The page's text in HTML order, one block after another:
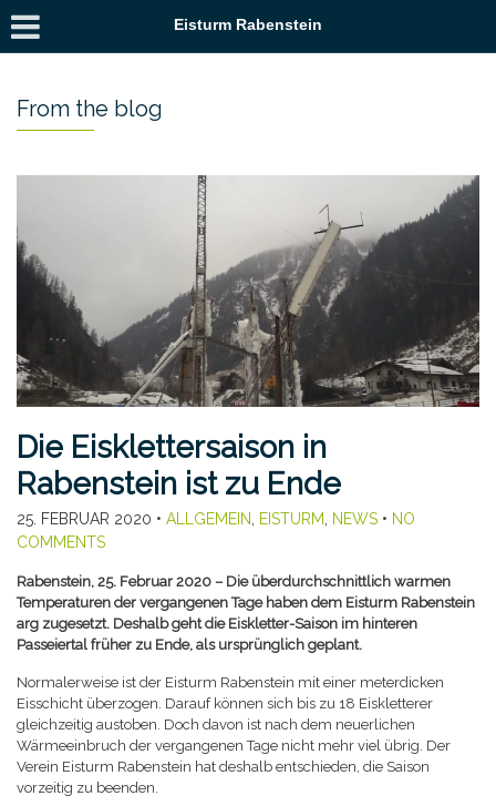
Eisturm Rabenstein
From the blog
Die Eisklettersaison in
Rabenstein ist zu Ende
25. FEBRUAR 2020 • ALLGEMEIN EISTURM NEWS • NO
COMMENTS
Rabenstein, 25. Februar 2020 – Die überdurchschnittlich warmen
Temperaturen der vergangenen Tage haben dem Eisturm Rabenstein
arg zugesetzt. Deshalb geht die Eiskletter-Saison im hinteren
Passeiertal früher zu Ende, als ursprünglich geplant.
Normalerweise ist der Eisturm Rabenstein mit einer meterdicken
Eisschicht überzogen. Darauf können sich bis zu 18 Eiskletterer
gleichzeitig austoben. Doch davon ist nach dem neuerlichen
Wärmeeinbruch der vergangenen Tage nicht mehr viel übrig. Der
Verein Eisturm Rabenstein hat deshalb entschieden, die Saison
vorzeitig zu beenden.